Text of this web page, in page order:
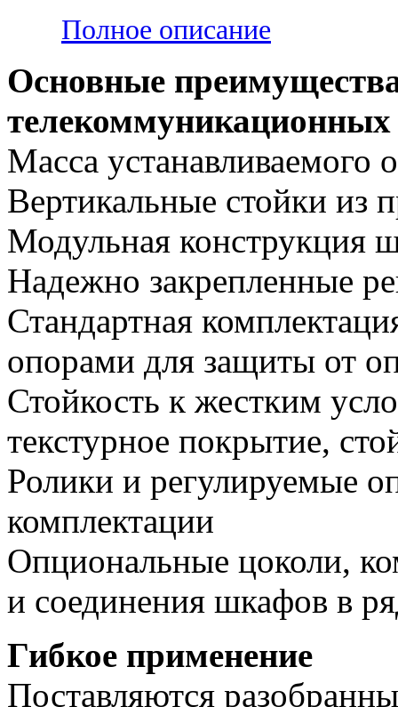
Полное описание
Основные
Масса устанавливаемого
Вертикальные стойки из
Модульная конструкция
Надежно закрепленные
Стандартная
опорами для защиты от
Стойкость к жестким
текстурное покрытие,
Ролики и регулируемые
комплектации
Опциональные цоколи,
и соединения шкафов в
Гибкое применение
Поставляются